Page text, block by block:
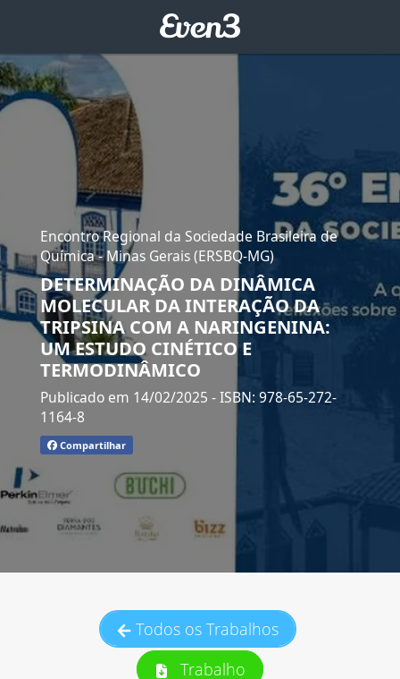
Encontro Regional da Sociedade Brasileira de
Química - Minas Gerais (ERSBQ-MG)
DETERMINAÇÃO DA DINÂMICA
MOLECULAR DA INTERAÇÃO DA
TRIPSINA COM A NARINGENINA:
UM ESTUDO CINÉTICO E
TERMODINÂMICO
Publicado em 14/02/2025 - ISBN: 978-65-272-
1164-8
Compartilhar
Todos os Trabalhos
Trabalho